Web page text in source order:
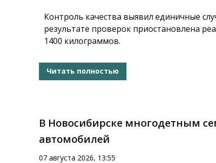
Контроль качества выявил единичные
результате проверок приостановлена
1400 килограммов.
Читать полностью
В Новосибирске многодетным
автомобилей
07 августа 2026, 13:55